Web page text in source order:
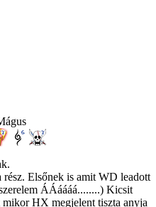
rész. Elsőnek is amit WD leadott
ÁÁáááá........) Kicsit
HX megjelent tiszta anyja